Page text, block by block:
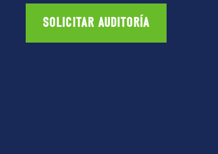
SOLICITAR AUDITORÍA